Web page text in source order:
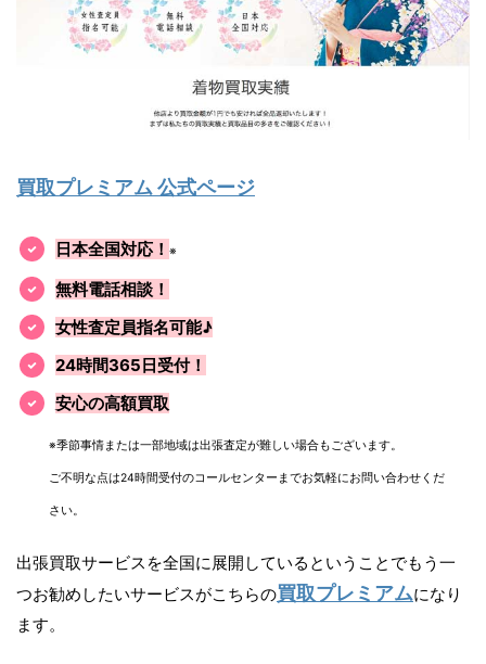
買取プレミアム 公式ページ
日本全国対応！ ※
無料電話相談！
女性査定員指名可能♪
24時間365日受付！
安心の高額買取
※季節事情または一部地域は出張査定が難しい場合もございます。
ご不明な点は24時間受付のコールセンターまでお気軽にお問い合わせくだ
さい。
出張買取サービスを全国に展開しているということでもう一
つお勧めしたいサービスがこちらの買取プレミアムになり
ます。